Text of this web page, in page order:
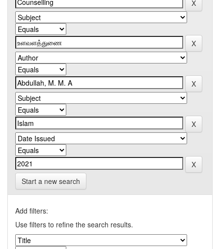
Start a new search
Add filters:
Use filters to refine the search results.